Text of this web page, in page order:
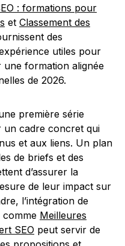
: formations pour
et Classement des
des
utiles pour
formation alignée
de 2026.
première série
un cadre concret qui
et aux liens. Un plan
de briefs et des
d’assurer la
de leur impact sur
l’intégration de
comme Meilleures
SEO peut servir de